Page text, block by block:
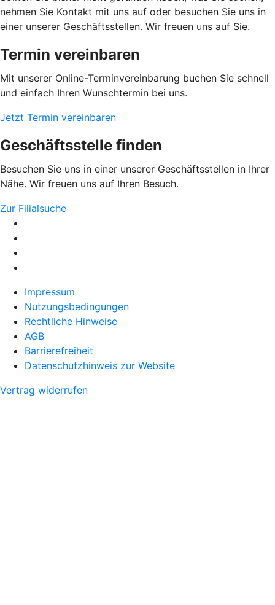
nehmen Sie Kontakt mit uns auf oder besuchen Sie uns in
einer unserer Geschäftsstellen. Wir freuen uns auf Sie.
Termin vereinbaren
Mit unserer Online-Terminvereinbarung buchen Sie schnell
und einfach Ihren Wunschtermin bei uns.
Jetzt Termin vereinbaren
Geschäftsstelle finden
Besuchen Sie uns in einer unserer Geschäftsstellen in Ihrer
Nähe. Wir freuen uns auf Ihren Besuch.
Zur Filialsuche
Impressum
Nutzungsbedingungen
Rechtliche Hinweise
AGB
Barrierefreiheit
Datenschutzhinweis zur Website
Vertrag widerrufen